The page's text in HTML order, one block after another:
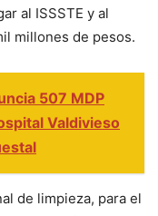
al ISSSTE y al
millones de pesos.
507 MDP
Valdivieso
de limpieza, para el